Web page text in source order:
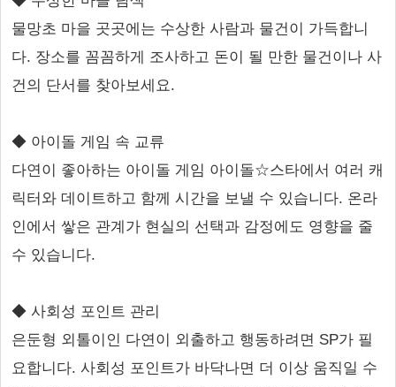
물망초 마을 곳곳에는 수상한 사람과 물건이 가득합니
다. 장소를 꼼꼼하게 조사하고 돈이 될 만한 물건이나 사
건의 단서를 찾아보세요.
◆ 아이돌 게임 속 교류
다연이 좋아하는 아이돌 게임 아이돌☆스타에서 여러 캐
릭터와 데이트하고 함께 시간을 보낼 수 있습니다. 온라
인에서 쌓은 관계가 현실의 선택과 감정에도 영향을 줄
수 있습니다.
◆ 사회성 포인트 관리
은둔형 외톨이인 다연이 외출하고 행동하려면 SP가 필
요합니다. 사회성 포인트가 바닥나면 더 이상 움직일 수